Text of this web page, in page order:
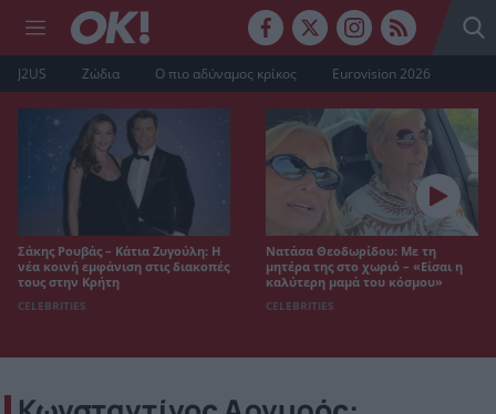
J2US Ζώδια Ο πιο αδύναμος κρίκος Eurovision 2026
Σάκης Ρουβάς – Κάτια Ζυγούλη: Η
νέα κοινή εμφάνιση στις διακοπές
τους στην Κρήτη
CELEBRITIES
Νατάσα Θεοδωρίδου: Με τη
μητέρα της στο χωριό – «Είσαι η
καλύτερη μαμά του κόσμου»
CELEBRITIES